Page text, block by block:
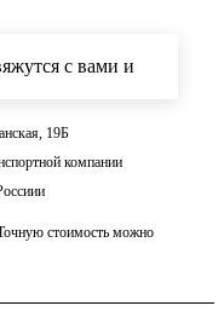
с вами и
19Б
компании
стоимость можно